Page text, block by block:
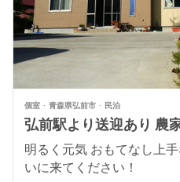
個室 青森県弘前市 民泊
弘前駅より送迎あり 農
明るく元気 おもてなし上
いに来てください！